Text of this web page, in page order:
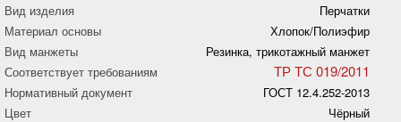
Вид изделия
Перчатки
Материал основы
Хлопок/Полиэфир
Вид манжеты
Резинка, трикотажный манжет
Соответствует требованиям
ТР ТС 019/2011
Нормативный документ
ГОСТ 12.4.252-2013
Цвет
Чёрный